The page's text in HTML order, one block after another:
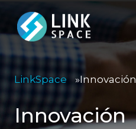
LinkSpace »Innovación
Innovación